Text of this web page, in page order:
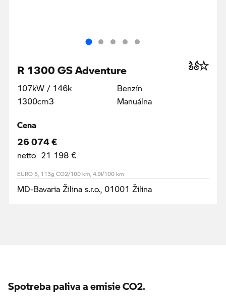
R 1300 GS Adventure
107kW / 146k
1300cm3
Benzín
Manuálna
Cena
26 074 €
netto 21 198 €
EURO 5, 113g CO2/100 km, 4.9l/100 km
MD-Bavaria Žilina s.r.o., 01001 Žilina
Spotreba paliva a emisie CO2.